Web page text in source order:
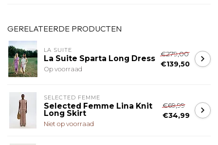
GERELATEERDE PRODUCTEN
LA SUITE
La Suite Sparta Long Dress
Op voorraad
€279,00
€139,50
SELECTED FEMME
Selected Femme Lina Knit
Long Skirt
Niet op voorraad
€69,99
€34,99